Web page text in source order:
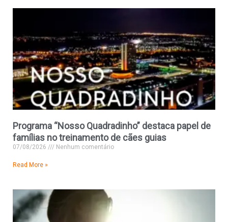
Programa “Nosso Quadradinho” destaca papel de
famílias no treinamento de cães guias
07/08/2026 Nenhum comentário
Read More »